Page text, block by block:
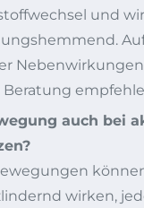
und
Beratung
auch bei
wirken,